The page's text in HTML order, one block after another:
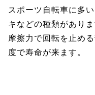
スポーツ自転車に多
キなどの種類があり
摩擦力で回転を止め
度で寿命が来ます。